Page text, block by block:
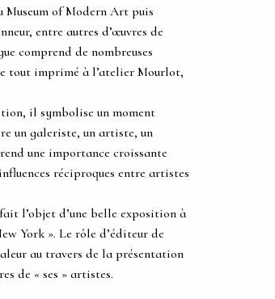
Museum of Modern Art puis
entre autres d’œuvres de
comprend de nombreuses
tout imprimé à l’atelier Mourlot,
il symbolise un moment
un galeriste, un artiste, un
une importance croissante
réciproques entre artistes
l’objet d’une belle exposition à
York ». Le rôle d’éditeur de
au travers de la présentation
de « ses » artistes.